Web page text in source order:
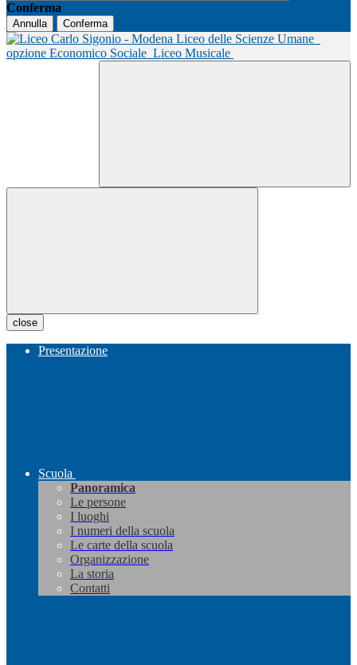
Conferma
Annulla Conferma
Liceo delle Scienze Umane
opzione Economico Sociale Liceo Musicale
close
Presentazione
Scuola
Panoramica
Le persone
I luoghi
I numeri della scuola
Le carte della scuola
Organizzazione
La storia
Contatti